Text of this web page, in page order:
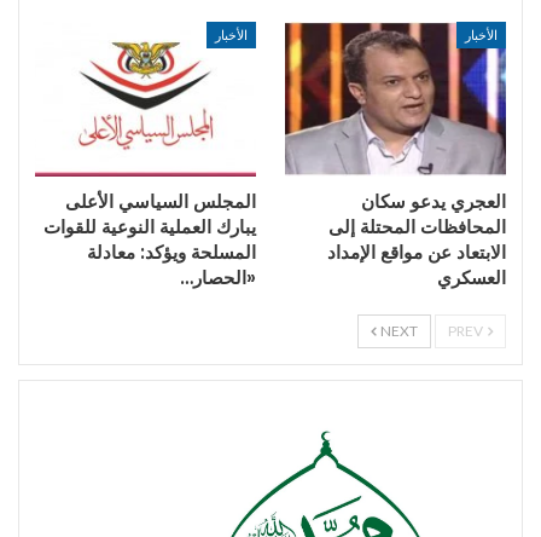
الأخبار
العجري يدعو سكان
المحافظات المحتلة إلى
الابتعاد عن مواقع الإمداد
العسكري
الأخبار
المجلس السياسي الأعلى
يبارك العملية النوعية للقوات
المسلحة ويؤكد: معادلة
«الحصار…
NEXT